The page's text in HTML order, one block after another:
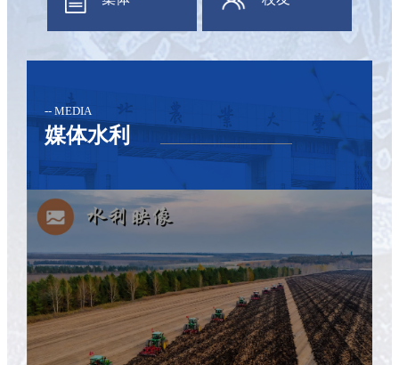
黑龙江省智慧水网重点实验室
-- MEDIA
媒体水利